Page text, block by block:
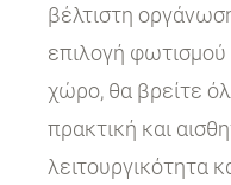
βέλτιστη
επιλογή φωτισμού
χώρο, θα βρείτε
πρακτική και
λειτουργικότητα